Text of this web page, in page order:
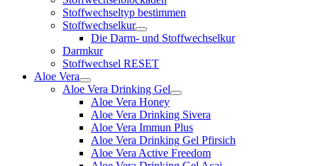
Stoffwechseltyp bestimmen
Stoffwechselkur
Die Darm- und Stoffwechselkur
Darmkur
Stoffwechsel RESET
Aloe Vera
Aloe Vera Drinking Gel
Aloe Vera Honey
Aloe Vera Drinking Sivera
Aloe Vera Immun Plus
Aloe Vera Drinking Gel Pfirsich
Aloe Vera Active Freedom